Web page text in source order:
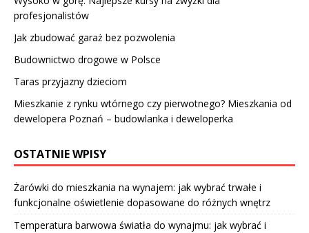
profesjonalistów
Jak zbudować garaż bez pozwolenia
Budownictwo drogowe w Polsce
Taras przyjazny dzieciom
Mieszkanie z rynku wtórnego czy pierwotnego? Mieszkania od
dewelopera Poznań – budowlanka i deweloperka
OSTATNIE WPISY
Żarówki do mieszkania na wynajem: jak wybrać trwałe i
funkcjonalne oświetlenie dopasowane do różnych wnętrz
Temperatura barwowa światła do wynajmu: jak wybrać i